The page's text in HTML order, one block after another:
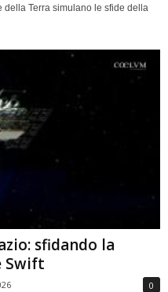
Terra simulano le sfide della
sfidando la
Swift
0